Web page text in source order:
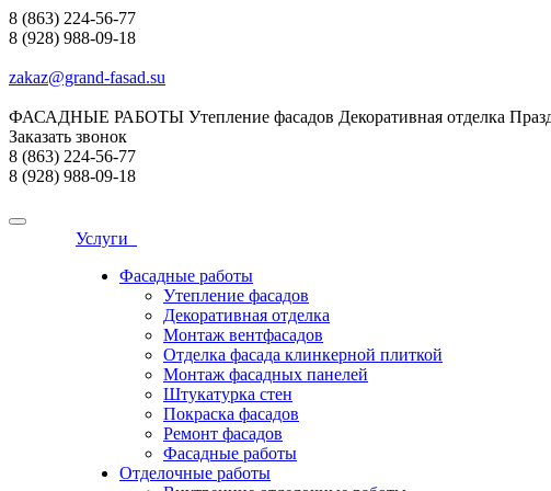
8 (863) 224-56-77
8 (928) 988-09-18
zakaz@grand-fasad.su
ФАСАДНЫЕ РАБОТЫ Утепление фасадов Декоративная отделка
Заказать звонок
8 (863) 224-56-77
8 (928) 988-09-18
Услуги
Фасадные работы
Утепление фасадов
Декоративная отделка
Монтаж вентфасадов
Отделка фасада клинкерной плиткой
Монтаж фасадных панелей
Штукатурка стен
Покраска фасадов
Ремонт фасадов
Фасадные работы
Отделочные работы